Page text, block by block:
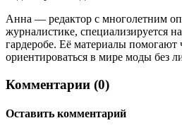
Анна — редактор с многолетним
журналистике, специализируется
гардеробе. Её материалы помогают
ориентироваться в мире моды без
Комментарии (0)
Оставить комментарий